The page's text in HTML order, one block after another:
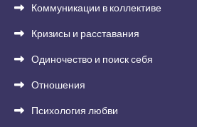
Коммуникации в коллективе
Кризисы и расставания
Одиночество и поиск себя
Отношения
Психология любви